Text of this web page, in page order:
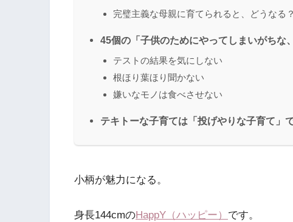
完璧主義な母親に育てられると、どうなる？
45個の「子供のためにやってしまいがちな
テストの結果を気にしない
根ほり葉ほり聞かない
嫌いなモノは食べさせない
テキトーな子育ては「投げやりな子育て」
小柄が魅力になる。
身長144cmのHappY（ハッピー） です。